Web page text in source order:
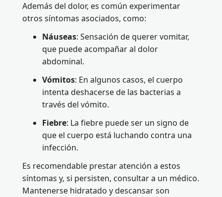
Además del dolor, es común experimentar
otros síntomas asociados, como:
Náuseas: Sensación de querer vomitar,
que puede acompañar al dolor
abdominal.
Vómitos: En algunos casos, el cuerpo
intenta deshacerse de las bacterias a
través del vómito.
Fiebre: La fiebre puede ser un signo de
que el cuerpo está luchando contra una
infección.
Es recomendable prestar atención a estos
síntomas y, si persisten, consultar a un médico.
Mantenerse hidratado y descansar son